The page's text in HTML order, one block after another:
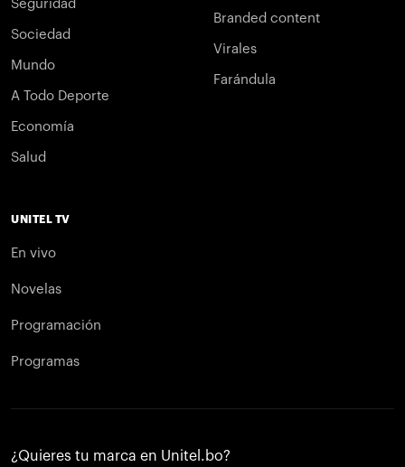
Seguridad
Sociedad
Mundo
A Todo Deporte
Economía
Salud
Branded content
Virales
Farándula
UNITEL TV
En vivo
Novelas
Programación
Programas
¿Quieres tu marca en Unitel.bo?